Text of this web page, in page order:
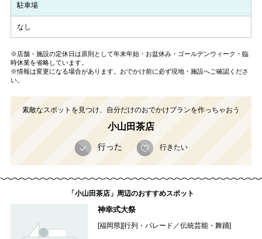
駐車場
なし
※店舗・施設の定休日は原則として年末年始・お盆休み・ゴールデンウィーク・臨
時休業を省略しています。
※情報は変更になる場合があります。おでかけ前に必ず現地・施設へご確認くださ
い。
素敵なスポットを見つけ、自分だけのおでかけプランを作っちゃおう
小山田茶店
行った 行きたい
「小山田茶店」周辺のおすすめスポット
神幸式大祭
[福岡県][行列・パレード／伝統芸能・舞踊]